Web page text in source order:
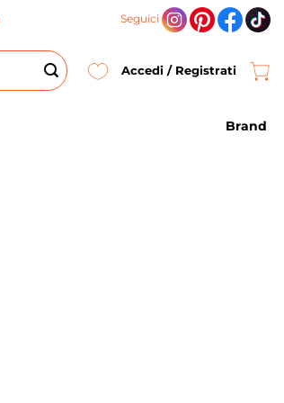
Seguici
Accedi / Registrati
Brand